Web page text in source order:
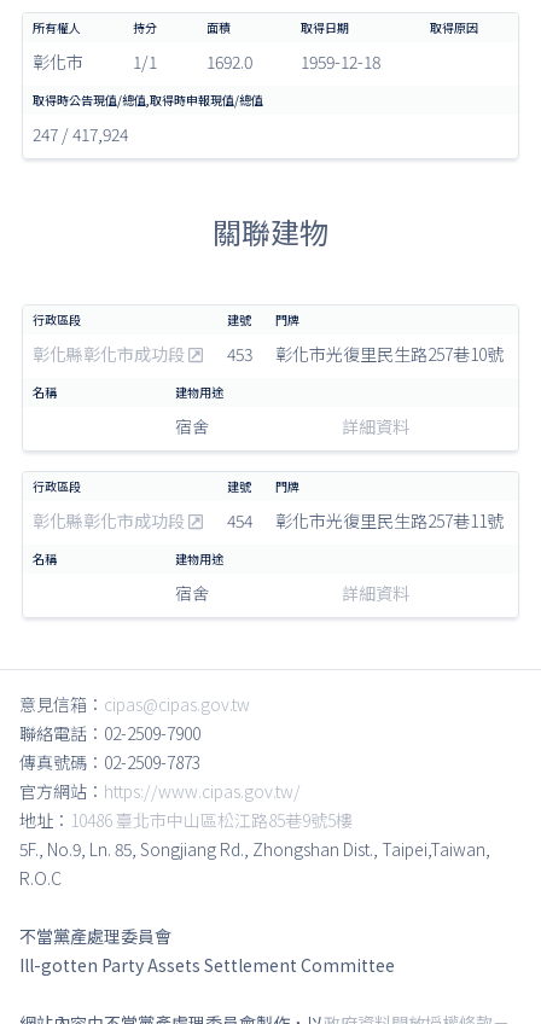
彰化市 1/1 1692.0 1959-12-18
247 / 417,924
關聯建物
彰化縣彰化市成功段 453 彰化市光復里民生路257巷10號
宿舍 詳細資料
彰化縣彰化市成功段 454 彰化市光復里民生路257巷11號
宿舍 詳細資料
意見信箱： cipas@cipas.gov.tw
聯絡電話：02-2509-7900
傳真號碼：02-2509-7873
官方網站： https://www.cipas.gov.tw/
地址： 10486 臺北市中山區松江路85巷9號5樓
5F., No.9, Ln. 85, Songjiang Rd., Zhongshan Dist., Taipei,Taiwan,
R.O.C
不當黨產處理委員會
Ill-gotten Party Assets Settlement Committee